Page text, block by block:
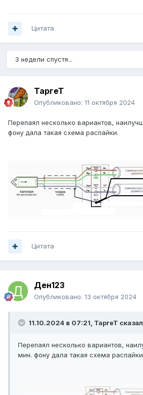
Цитата
3 недели спустя...
ТаргеТ
Опубликовано: 11 октября 2024
Перепаял несколько вариантов,
фону дала такая схема распайки.
Цитата
Ден123
Опубликовано: 13 октября 2024
11.10.2024 в 07:21, ТаргеТ
Перепаял несколько вариантов,
мин. фону дала такая схема